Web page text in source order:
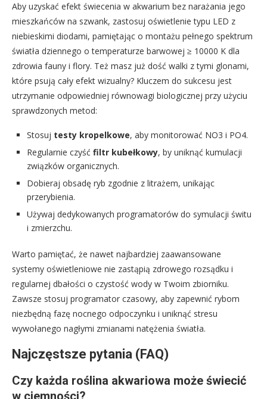
Aby uzyskać efekt świecenia w akwarium bez narażania jego
mieszkańców na szwank, zastosuj oświetlenie typu LED z
niebieskimi diodami, pamiętając o montażu pełnego spektrum
światła dziennego o temperaturze barwowej ≥ 10000 K dla
zdrowia fauny i flory. Też masz już dość walki z tymi glonami,
które psują cały efekt wizualny? Kluczem do sukcesu jest
utrzymanie odpowiedniej równowagi biologicznej przy użyciu
sprawdzonych metod:
Stosuj testy kropelkowe, aby monitorować NO3 i PO4.
Regularnie czyść filtr kubełkowy, by uniknąć kumulacji
związków organicznych.
Dobieraj obsadę ryb zgodnie z litrażem, unikając
przerybienia.
Używaj dedykowanych programatorów do symulacji świtu
i zmierzchu.
Warto pamiętać, że nawet najbardziej zaawansowane
systemy oświetleniowe nie zastąpią zdrowego rozsądku i
regularnej dbałości o czystość wody w Twoim zbiorniku.
Zawsze stosuj programator czasowy, aby zapewnić rybom
niezbędną fazę nocnego odpoczynku i uniknąć stresu
wywołanego nagłymi zmianami natężenia światła.
Najczęstsze pytania (FAQ)
Czy każda roślina akwariowa może świecić